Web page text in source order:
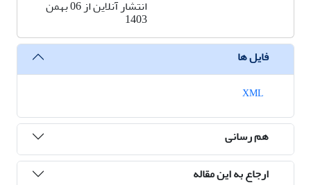
انتشار آنلاین از 06 بهمن
1403
فایل ها
هم رسانی
ارجاع به این مقاله